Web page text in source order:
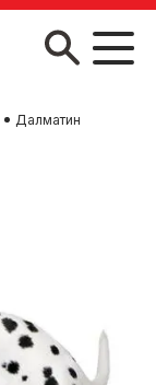
Далматин